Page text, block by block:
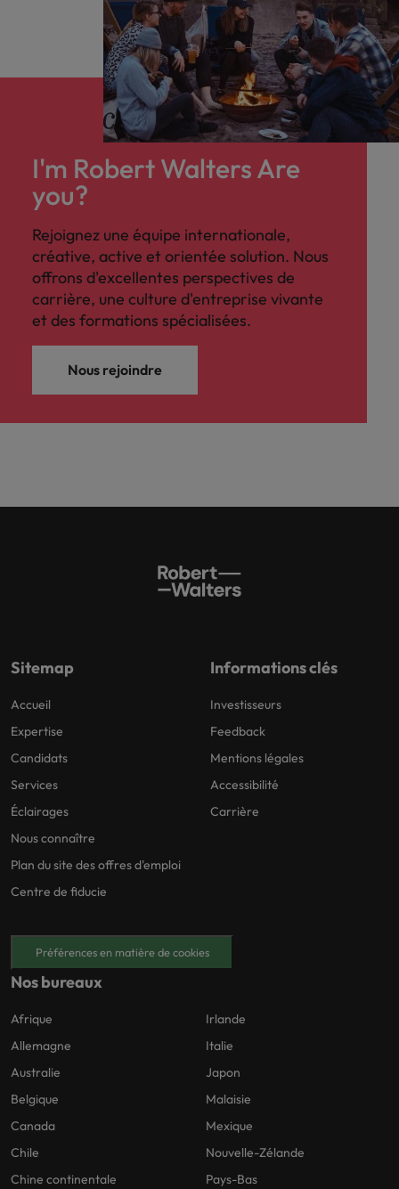
I'm Robert Walters Are
you?
Rejoignez une équipe internationale,
créative, active et orientée solution. Nous
offrons d'excellentes perspectives de
carrière, une culture d'entreprise vivante
et des formations spécialisées.
Nous rejoindre
Sitemap
Accueil
Expertise
Candidats
Services
Éclairages
Nous connaître
Plan du site des offres d'emploi
Centre de fiducie
Informations clés
Investisseurs
Feedback
Mentions légales
Accessibilité
Carrière
Préférences en matière de cookies
Nos bureaux
Afrique
Allemagne
Australie
Belgique
Canada
Chile
Chine continentale
Irlande
Italie
Japon
Malaisie
Mexique
Nouvelle-Zélande
Pays-Bas